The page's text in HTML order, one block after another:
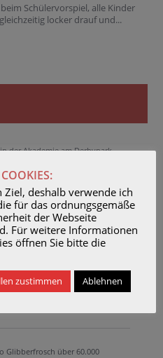
Schülervorspiel, alle Kinder
locker drauf und...
der Akademie am Derbypark
Glibberfrosch über 60.000
deshalb verwende ich
für das ordnungsgemäße
der Webseite
Für weitere Informationen
öffnen Sie bitte die
zustimmen Ablehnen